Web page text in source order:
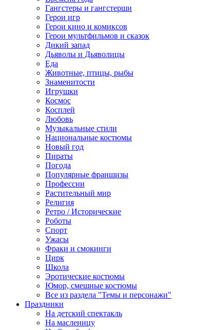
Гангстеры и гангстерши
Герои игр
Герои кино и комиксов
Герои мультфильмов и сказок
Дикий запад
Дьяволы и Дьяволицы
Еда
Животные, птицы, рыбы
Знаменитости
Игрушки
Космос
Косплей
Любовь
Музыкальные стили
Национальные костюмы
Новый год
Пираты
Погода
Популярные франшизы
Профессии
Растительный мир
Религия
Ретро / Исторические
Роботы
Спорт
Ужасы
Фраки и смокинги
Цирк
Школа
Эротические костюмы
Юмор, смешные костюмы
Все из раздела "Темы и персонажи"
Праздники
На детский спектакль
На масленицу